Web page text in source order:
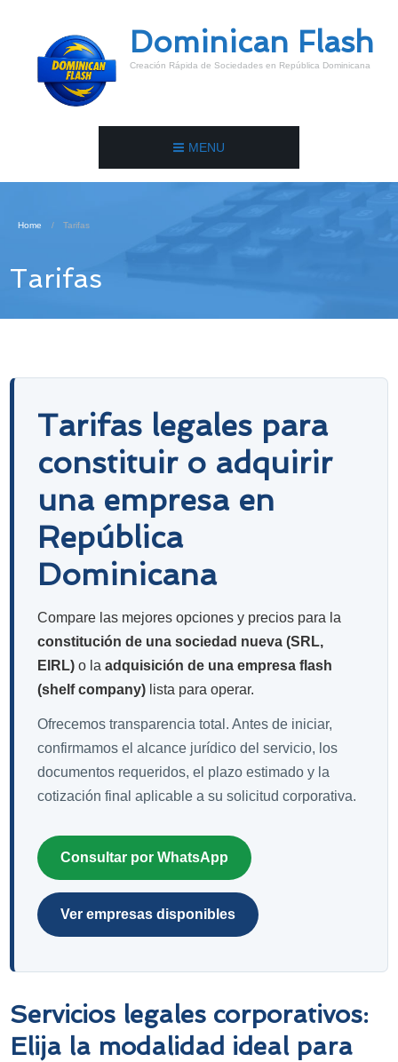
Dominican Flash
Creación Rápida de Sociedades en República Dominicana
MENU
Home Tarifas
Tarifas
Tarifas legales para
constituir o adquirir
una empresa en
República
Dominicana
Compare las mejores opciones y precios para la
constitución de una sociedad nueva (SRL,
EIRL) o laadquisición de una empresa flash
(shelf company) lista para operar.
Ofrecemos transparencia total. Antes de iniciar,
confirmamos el alcance jurídico del servicio, los
documentos requeridos, el plazo estimado y la
cotización final aplicable a su solicitud corporativa.
Consultar por WhatsApp
Ver empresas disponibles
Servicios legales corporativos:
Elija la modalidad ideal para